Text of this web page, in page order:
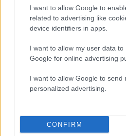
I want to allow Google to
related to advertising like
device identifiers in apps.
I want to allow my user data to
Google for online advertising
I want to allow Google to send
personalized advertising.
CONFIRM
ταυτοποίηση» λέει ο
δικηγόρος της 46χρονης –
Η ξανθιά κοτσίδα και η